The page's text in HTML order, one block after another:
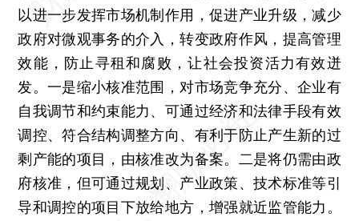
以进一步发挥市场机制作用，促进产业升级，减少
政府对微观事务的介入，转变政府作风，提高管理
效能，防止寻租和腐败，让社会投资活力有效迸
发。一是缩小核准范围，对市场竞争充分、企业有
自我调节和约束能力、可通过经济和法律手段有效
调控、符合结构调整方向、有利于防止产生新的过
剩产能的项目，由核准改为备案。二是将仍需由政
府核准，但可通过规划、产业政策、技术标准等引
导和调控的项目下放给地方，增强就近监管能力。